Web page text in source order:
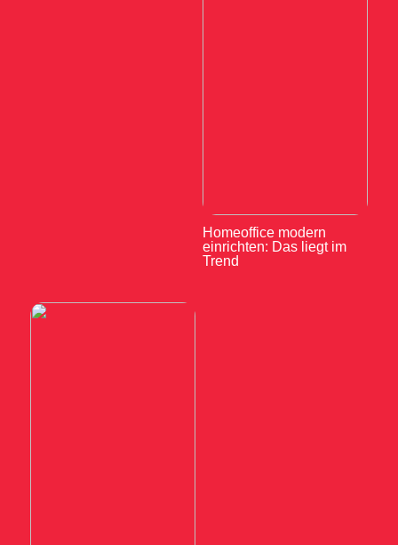
Homeoffice modern
einrichten: Das liegt im
Trend